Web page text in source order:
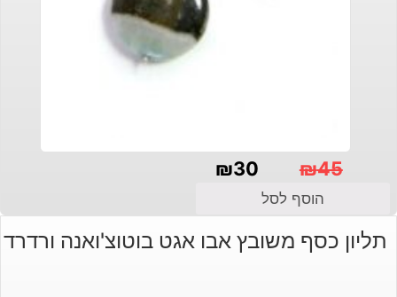
₪45
המקורי
היה:
₪30
הנוכחי
הוא:
הוסף לסל
תליון כסף משובץ אבו אגט בוטוצ'ואנה ורדרד